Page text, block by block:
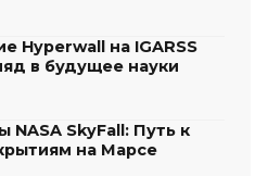
Hyperwall на IGARSS
в будущее науки
NASA SkyFall: Путь к
на Марсе